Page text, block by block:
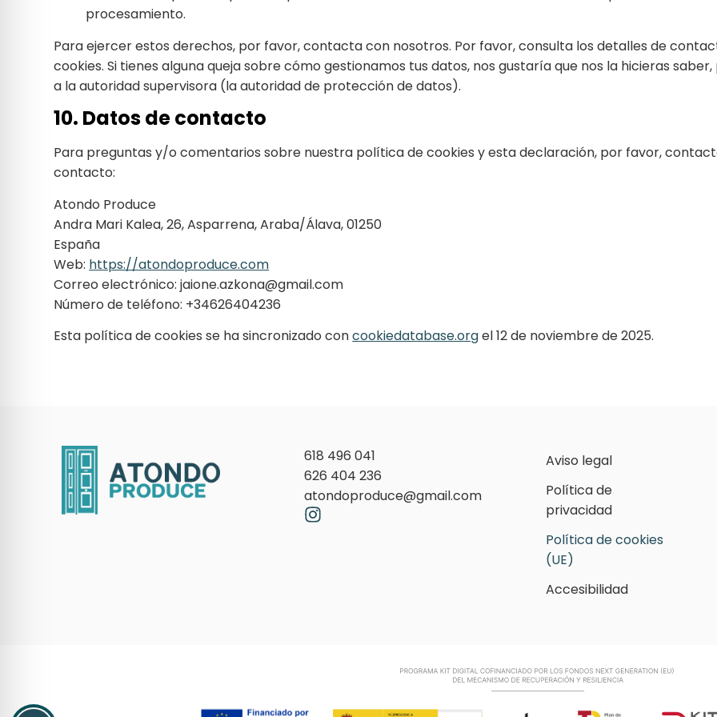
procesamiento.
Para ejercer estos derechos, por favor, contacta con nosotros. Por favor, consulta los detalles de
cookies. Si tienes alguna queja sobre cómo gestionamos tus datos, nos gustaría que nos la hicieras
a la autoridad supervisora (la autoridad de protección de datos).
10. Datos de contacto
Para preguntas y/o comentarios sobre nuestra política de cookies y esta declaración, por favor,
contacto:
Atondo Produce
Andra Mari Kalea, 26, Asparrena, Araba/Álava, 01250
España
Web: https://atondoproduce.com
Correo electrónico:jaione.azkona@gmail.com
Número de teléfono: +34626404236
Esta política de cookies se ha sincronizado concookiedatabase.orgel 12 de noviembre de 2025.
618 496 041
626 404 236
atondoproduce@gmail.com
Aviso legal
Política de
privacidad
Política de cookies
(UE)
Accesibilidad